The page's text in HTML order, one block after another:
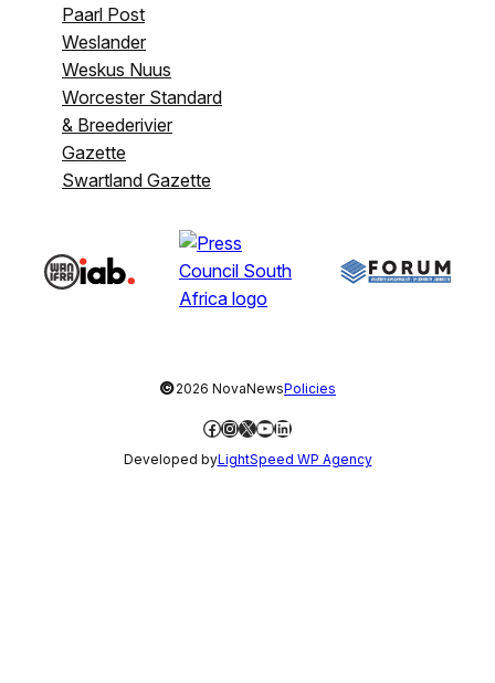
Paarl Post
Weslander
Weskus Nuus
Worcester Standard
& Breederivier
Gazette
Swartland Gazette
©2026 NovaNewsPolicies
Facebook
Instagram
X YouTube
LinkedIn
Developed byLightSpeed WP Agency